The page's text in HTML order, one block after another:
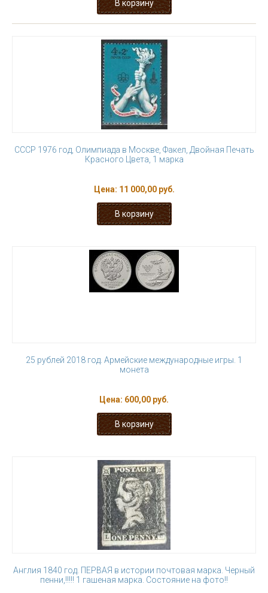
СССР 1976 год, Олимпиада в Москве, Факел, Двойная Печать
Красного Цвета, 1 марка
Цена: 11 000,00 руб.
25 рублей 2018 год. Армейские международные игры. 1
монета
Цена: 600,00 руб.
Англия 1840 год. ПЕРВАЯ в истории почтовая марка. Черный
пенни,!!!!! 1 гашеная марка. Состояние на фото!!